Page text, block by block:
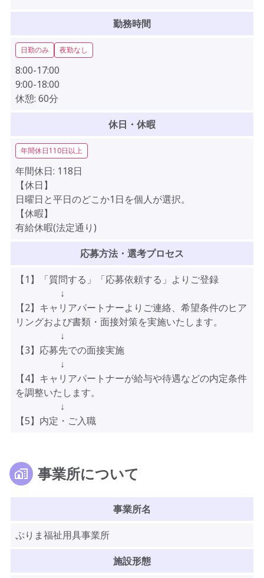
勤務時間
日勤のみ 夜勤なし
8:00-17:00
9:00-18:00
休憩: 60分
休日・休暇
年間休日110日以上
年間休日: 118日
【休日】
日曜日と平日のどこか1日を個人が選択。
【休暇】
有給休暇(法定通り)
応募方法・選考プロセス
【1】「質問する」「応募依頼する」よりご登録
↓
【2】キャリアパートナーよりご連絡、希望条件のヒア
リングおよび書類・面接対策を実施いたします。
↓
【3】応募先での面接実施
↓
【4】キャリアパートナーが給与や待遇などの内定条件
を調整いたします。
↓
【5】内定・ご入職
事業所について
事業所名
ぷりま福祉用具事業所
施設形態